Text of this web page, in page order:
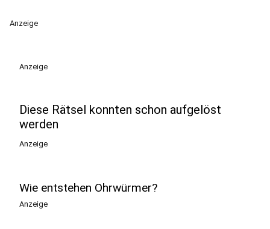
Anzeige
Anzeige
Diese Rätsel konnten schon aufgelöst
werden
Anzeige
Wie entstehen Ohrwürmer?
Anzeige